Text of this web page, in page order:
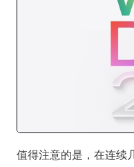
值得注意的是，在连续